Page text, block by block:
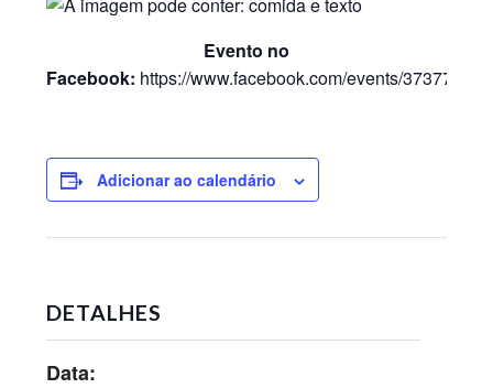
Evento no
Facebook: https://www.facebook.com/events/
Adicionar ao calendário
DETALHES
Data: